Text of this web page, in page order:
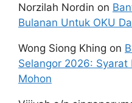
Norzilah Nordin on
Bulanan Untuk OKU
Wong Siong Khing on
Selangor 2026: Syarat
Mohon